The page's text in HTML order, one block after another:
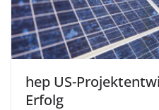
hep US-
Erfolg